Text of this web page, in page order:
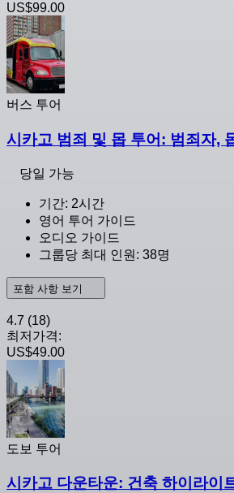
US$99.00
버스 투어
시카고 범죄 및 몹 투어: 범죄자,
당일 가능
기간: 2시간
영어 투어 가이드
오디오 가이드
그룹당 최대 인원: 38명
포함 사항 보기
4.7 (18)
최저가격:
US$49.00
도보 투어
시카고 다운타운: 건축 하이라이